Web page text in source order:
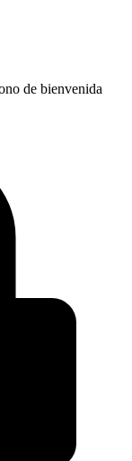
de bienvenida